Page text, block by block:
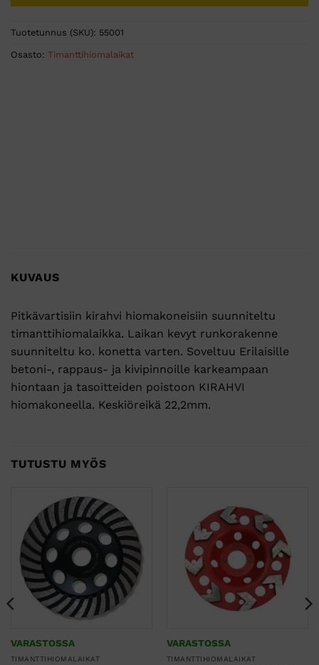
Tuotetunnus (SKU): 55001
Osasto: Timanttihiomalaikat
KUVAUS
Pitkävartisiin kirahvi hiomakoneisiin suunniteltu
timanttihiomalaikka. Laikan kevyt runkorakenne
suunniteltu ko. konetta varten. Soveltuu Erilaisille
betoni-, rappaus- ja kivipinnoille karkeampaan
hiontaan ja tasoitteiden poistoon KIRAHVI
hiomakoneella. Keskiöreikä 22,2mm.
TUTUSTU MYÖS
VARASTOSSA
TIMANTTIHIOMALAIKAT
VARASTOSSA
TIMANTTIHIOMALAIKAT